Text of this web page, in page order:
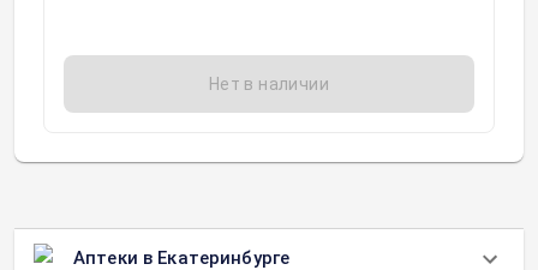
Нет в наличии
Аптеки в Екатеринбурге